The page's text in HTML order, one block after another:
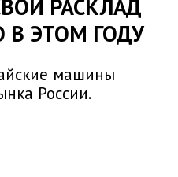
РАСКЛАД
В ЭТОМ ГОДУ
машины
России.